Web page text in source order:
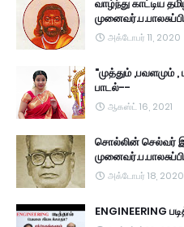
வாழ்ந்து காட்டிய
அக்டோபர் 11, 2020
"முத்தும் ,பவளமும்
பாடல்--
ஆகஸ்ட் 16, 2021
சொல்லின் செல்வர்
அக்டோபர் 18, 2020
ENGINEERING